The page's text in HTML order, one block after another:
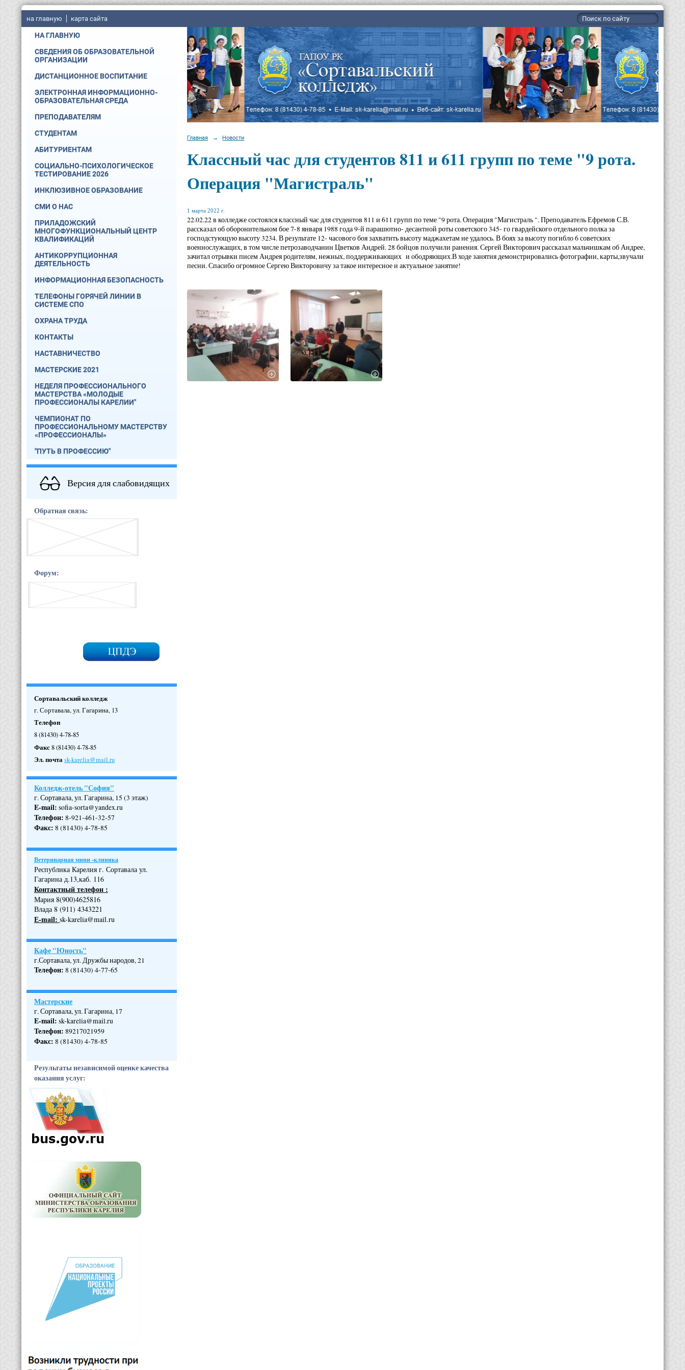
на главную карта сайта
НА ГЛАВНУЮ
СВЕДЕНИЯ ОБ ОБРАЗОВАТЕЛЬНОЙ
ОРГАНИЗАЦИИ
ДИСТАНЦИОННОЕ ВОСПИТАНИЕ
ЭЛЕКТРОННАЯ ИНФОРМАЦИОННО-
ОБРАЗОВАТЕЛЬНАЯ СРЕДА
ПРЕПОДАВАТЕЛЯМ
СТУДЕНТАМ
АБИТУРИЕНТАМ
СОЦИАЛЬНО-ПСИХОЛОГИЧЕСКОЕ
ТЕСТИРОВАНИЕ 2026
ИНКЛЮЗИВНОЕ ОБРАЗОВАНИЕ
СМИ О НАС
ПРИЛАДОЖСКИЙ
МНОГОФУНКЦИОНАЛЬНЫЙ ЦЕНТР
КВАЛИФИКАЦИЙ
АНТИКОРРУПЦИОННАЯ
ДЕЯТЕЛЬНОСТЬ
ИНФОРМАЦИОННАЯ БЕЗОПАСНОСТЬ
ТЕЛЕФОНЫ ГОРЯЧЕЙ ЛИНИИ В
СИСТЕМЕ СПО
ОХРАНА ТРУДА
КОНТАКТЫ
НАСТАВНИЧЕСТВО
МАСТЕРСКИЕ 2021
НЕДЕЛЯ ПРОФЕССИОНАЛЬНОГО
МАСТЕРСТВА «МОЛОДЫЕ
ПРОФЕССИОНАЛЫ КАРЕЛИИ"
ЧЕМПИОНАТ ПО
ПРОФЕССИОНАЛЬНОМУ МАСТЕРСТВУ
«ПРОФЕССИОНАЛЫ»
"ПУТЬ В ПРОФЕССИЮ"
Версия для слабовидящих
Обратная связь:
Форум:
Сортавальский колледж
г. Сортавала, ул. Гагарина, 13
Телефон
8 (81430) 4-78-85
Факс8 (81430) 4-78-85
Эл. почтаsk-karelia@mail.ru
Колледж-отель "София"
г. Сортавала, ул. Гагарина, 15 (3 этаж)
E-mail: sofia-sorta@yandex.ru
Телефон: 8-921-461-32-57
Факс: 8 (81430) 4-78-85
Ветеринарная мини -клиника
Республика Карелия г. Сортавала ул.
Гагарина д.13,каб. 116
Контактный телефон :
Мария 8(900)4625816
Влада 8 (911) 4343221
Е-mail: sk-karelia@mail.ru
Кафе "Юность"
г.Сортавала, ул. Дружбы народов, 21
Телефон: 8 (81430) 4-77-65
Мастерские
г. Сортавала, ул. Гагарина, 17
E-mail: sk-karelia@mail.ru
Телефон: 89217021959
Факс: 8 (81430) 4-78-85
Результаты независимой оценке качества
оказания услуг:
Главная → Новости
Классный час для студентов 811 и 611 групп по теме "9 рота.
Операция "Магистраль"
1 марта 2022 г.
22.02.22 в колледже состоялся классный час для студентов 811 и 611 групп по теме "9 рота. Операция "Магистраль ". Преподаватель Ефремов С.В.
рассказал об оборонительном бое 7-8 января 1988 года 9-й парашютно- десантной роты советского 345- го гвардейского отдельного полка за
господстующую высоту 3234. В результате 12- часового боя захватить высоту маджахетам не удалось. В боях за высоту погибло 6 советских
военнослужащих, в том числе петрозаводчанин Цветков Андрей. 28 бойцов получили ранения. Сергей Викторович рассказал мальчишкам об Андрее,
зачитал отрывки писем Андрея родителям, нежных, поддерживающих и ободряющих.В ходе занятия демонстрировались фотографии, карты,звучали
песни. Спасибо огромное Сергею Викторовичу за такое интересное и актуальное занятие!